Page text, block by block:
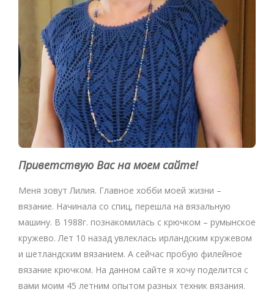
Приветствую Вас на моем сайте!
Меня зовут Лилия. Главное хобби моей жизни –
вязание. Начинала со спиц, перешла на вязальную
машину. В 1988г. познакомилась с крючком – румынское
кружево. Лет 10 назад увлеклась ирландским кружевом
и шетландским вязанием. А сейчас пробую филейное
вязание крючком. На данном сайте я хочу поделится с
вами моим 45 летним опытом разных техник вязания.